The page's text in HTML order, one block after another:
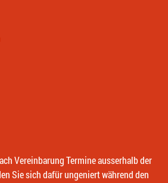
Vereinbarung Termine ausserhalb der
Sie sich dafür ungeniert während den